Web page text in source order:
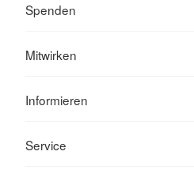
Spenden
Mitwirken
Informieren
Service